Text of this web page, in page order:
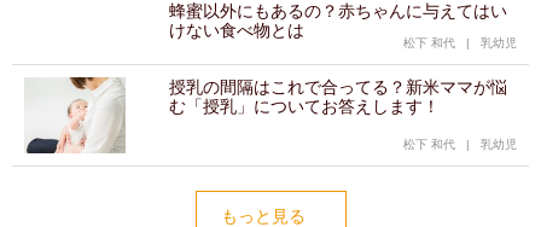
蜂蜜以外にもあるの？赤ちゃんに与えてはい
けない食べ物とは
松下 和代 | 乳幼児
授乳の間隔はこれで合ってる？新米ママが悩
む「授乳」についてお答えします！
松下 和代 | 乳幼児
もっと見る